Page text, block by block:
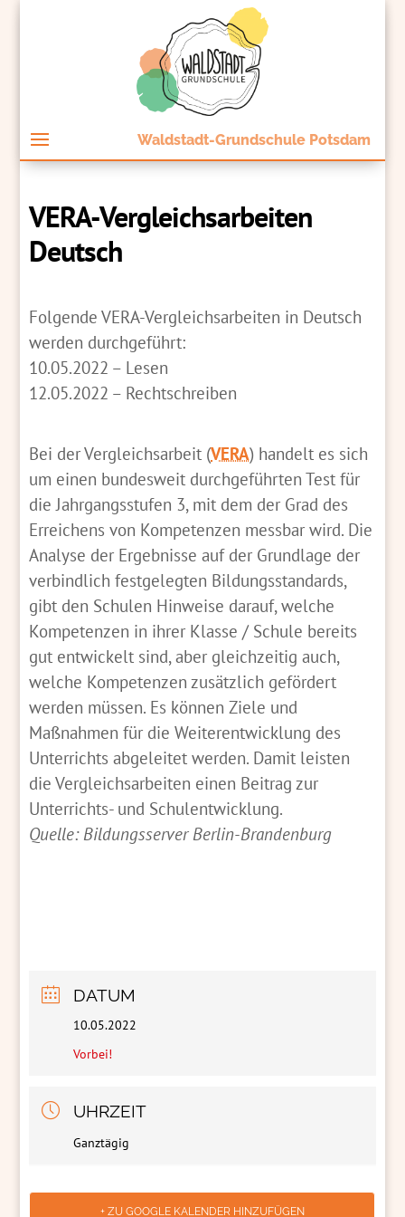
Waldstadt-Grundschule Potsdam
VERA-Vergleichsarbeiten
Deutsch
Folgende VERA-Vergleichsarbeiten in Deutsch
werden durchgeführt:
10.05.2022 – Lesen
12.05.2022 – Rechtschreiben
Bei der Vergleichsarbeit (VERA) handelt es sich
um einen bundesweit durchgeführten Test für
die Jahrgangsstufen 3, mit dem der Grad des
Erreichens von Kompetenzen messbar wird. Die
Analyse der Ergebnisse auf der Grundlage der
verbindlich festgelegten Bildungsstandards,
gibt den Schulen Hinweise darauf, welche
Kompetenzen in ihrer Klasse / Schule bereits
gut entwickelt sind, aber gleichzeitig auch,
welche Kompetenzen zusätzlich gefördert
werden müssen. Es können Ziele und
Maßnahmen für die Weiterentwicklung des
Unterrichts abgeleitet werden. Damit leisten
die Vergleichsarbeiten einen Beitrag zur
Unterrichts- und Schulentwicklung.
Quelle: Bildungsserver Berlin-Brandenburg
DATUM
10.05.2022
Vorbei!
UHRZEIT
Ganztägig
+ ZU GOOGLE KALENDER HINZUFÜGEN